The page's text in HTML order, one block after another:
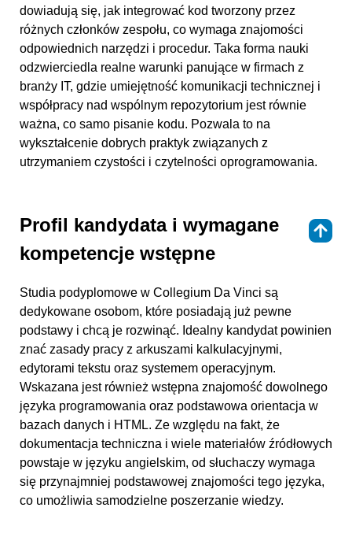
dowiadują się, jak integrować kod tworzony przez
różnych członków zespołu, co wymaga znajomości
odpowiednich narzędzi i procedur. Taka forma nauki
odzwierciedla realne warunki panujące w firmach z
branży IT, gdzie umiejętność komunikacji technicznej i
współpracy nad wspólnym repozytorium jest równie
ważna, co samo pisanie kodu. Pozwala to na
wykształcenie dobrych praktyk związanych z
utrzymaniem czystości i czytelności oprogramowania.
Profil kandydata i wymagane
kompetencje wstępne
Studia podyplomowe w Collegium Da Vinci są
dedykowane osobom, które posiadają już pewne
podstawy i chcą je rozwinąć. Idealny kandydat powinien
znać zasady pracy z arkuszami kalkulacyjnymi,
edytorami tekstu oraz systemem operacyjnym.
Wskazana jest również wstępna znajomość dowolnego
języka programowania oraz podstawowa orientacja w
bazach danych i HTML. Ze względu na fakt, że
dokumentacja techniczna i wiele materiałów źródłowych
powstaje w języku angielskim, od słuchaczy wymaga
się przynajmniej podstawowej znajomości tego języka,
co umożliwia samodzielne poszerzanie wiedzy.